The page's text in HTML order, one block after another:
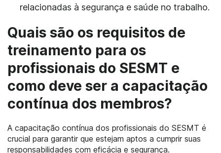
relacionadas à segurança e saúde no trabalho.
Quais são os requisitos de
treinamento para os
profissionais do SESMT e
como deve ser a capacitação
contínua dos membros?
A capacitação contínua dos profissionais do SESMT é
crucial para garantir que estejam aptos a cumprir suas
responsabilidades com eficácia e segurança.